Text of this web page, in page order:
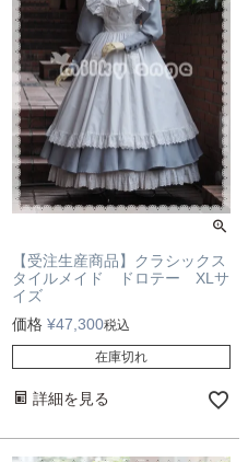
【受注生産商品】クラシックス
タイルメイド ドロテー XLサ
イズ
価格 ¥47,300税込
在庫切れ
詳細を見る